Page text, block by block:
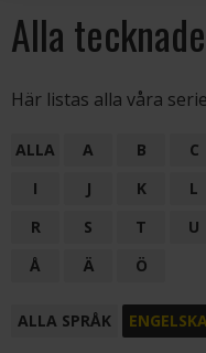
Alla
Här listas alla våra
ALLA A B C
I
J K L
R
S T U
Å
Ä Ö
ALLA SPRÅK